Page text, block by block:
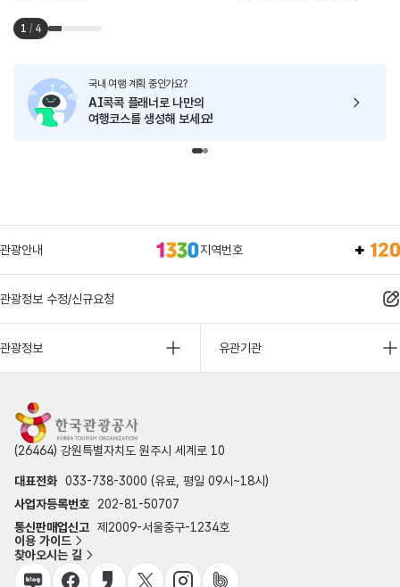
1 / 4
국내 여행 계획 중인가요?
AI콕콕 플래너로 나만의
여행코스를 생성해 보세요!
관광안내 지역번호
관광정보 수정/신규요청
관광정보 유관기관
(26464) 강원특별자치도 원주시 세계로 10
대표전화 033-738-3000 (유료, 평일 09시~18시)
사업자등록번호 202-81-50707
통신판매업신고 제2009-서울중구-1234호
이용 가이드
찾아오시는 길